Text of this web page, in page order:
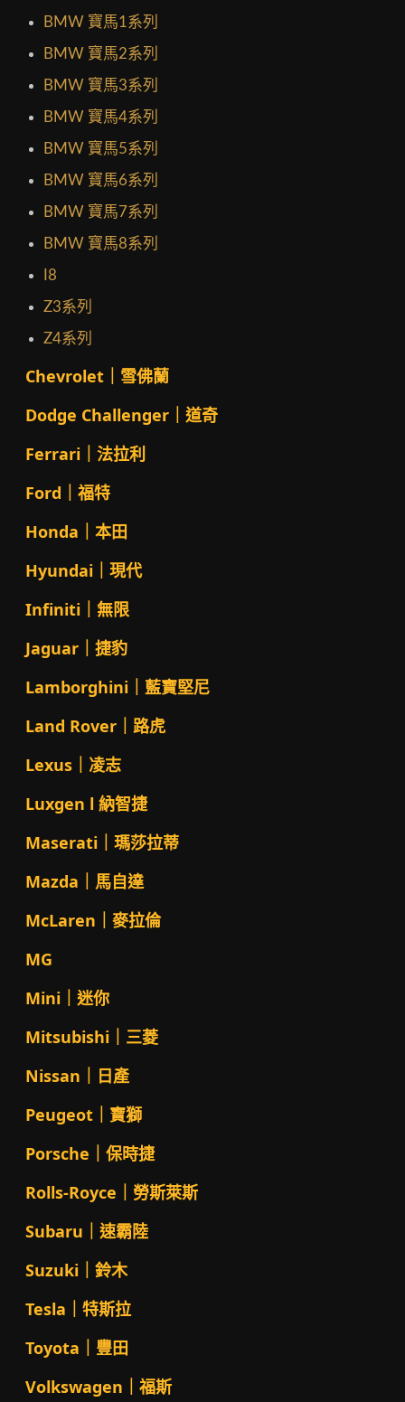
BMW 寶馬1系列
BMW 寶馬2系列
BMW 寶馬3系列
BMW 寶馬4系列
BMW 寶馬5系列
BMW 寶馬6系列
BMW 寶馬7系列
BMW 寶馬8系列
I8
Z3系列
Z4系列
Chevrolet｜雪佛蘭
Dodge Challenger｜道奇
Ferrari｜法拉利
Ford｜福特
Honda｜本田
Hyundai｜現代
Infiniti｜無限
Jaguar｜捷豹
Lamborghini｜藍寶堅尼
Land Rover｜路虎
Lexus｜凌志
Luxgen l 納智捷
Maserati｜瑪莎拉蒂
Mazda｜馬自達
McLaren｜麥拉倫
MG
Mini｜迷你
Mitsubishi｜三菱
Nissan｜日產
Peugeot｜寶獅
Porsche｜保時捷
Rolls-Royce｜勞斯萊斯
Subaru｜速霸陸
Suzuki｜鈴木
Tesla｜特斯拉
Toyota｜豐田
Volkswagen｜福斯